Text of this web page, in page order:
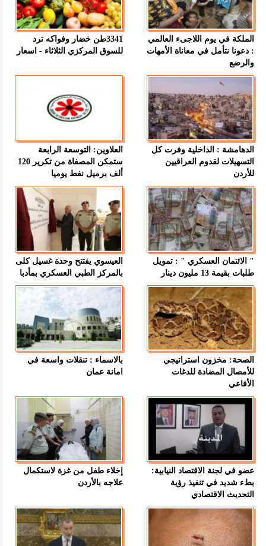
الملكة في يوم اللاجىء العالمي
: دعونا نتأمل في معاناة الأمهات
والرضع
3341طن خضار وفواكه ترد
للسوق المركزي الثلاثاء - اسعار
الدهامشة : الداخلية وفرت كل
التسهيلات لقدوم العراقيين
للأردن
العلاوين: التوسعة الرابعة
ستمكن المصفاة من تكرير 120
ألف برميل نفط يوميا
" الائتمان العسكري " : تمويل
طلبات بقيمة 13 مليون دينار
العيسوي يفتتح وحدة غسيل كلى
بالمركز الطبي العسكري بمأدبا
الصحة: مخزون استراتيجي
للأمصال المضادة للدغات
الأفاعي
بالاسماء : تنقلات واسعة في
امانة عمان
عضو في لجنة الاقتصاد النيابية:
بطء شديد في تنفيذ رؤية
التحديث الاقتصادي
إخلاء طفل من غزة لاستكمال
علاجه بالأردن